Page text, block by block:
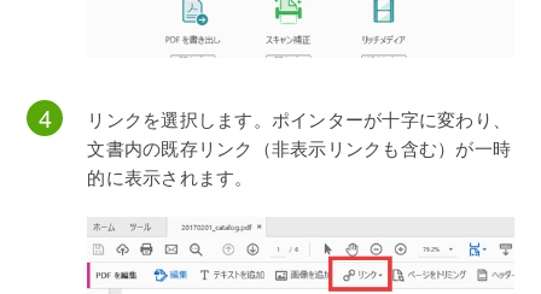
リンクを選択します。ポインターが十字に変わり、
文書内の既存リンク（非表示リンクも含む）が一時
的に表示されます。